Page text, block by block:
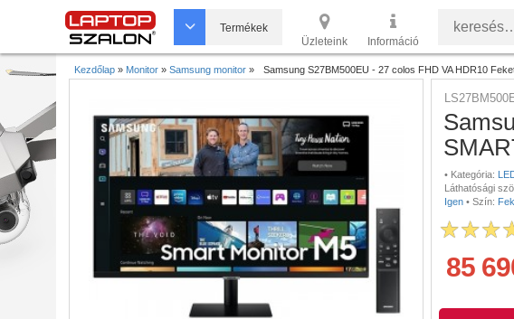
Termékek
Üzleteink
Információ
Kezdőlap » Monitor » Samsung monitor » Samsung S27BM500EU - 27 colos FHD VA HDR10
• Kategória:
Láthatósági
Igen • Szín:
85